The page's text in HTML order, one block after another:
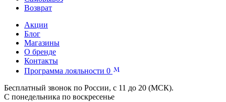
Возврат
Акции
Блог
Магазины
О бренде
Контакты
Программа лояльности 0
Бесплатный звонок по России, с 11 до 20 (МСК).
С понедельника по воскресенье